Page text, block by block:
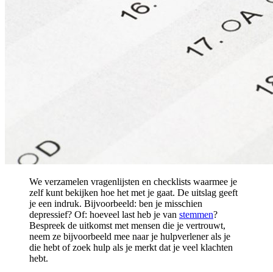
We verzamelen vragenlijsten en checklists waarmee je
zelf kunt bekijken hoe het met je gaat. De uitslag geeft
je een indruk. Bijvoorbeeld: ben je misschien
depressief? Of: hoeveel last heb je van stemmen?
Bespreek de uitkomst met mensen die je vertrouwt,
neem ze bijvoorbeeld mee naar je hulpverlener als je
die hebt of zoek hulp als je merkt dat je veel klachten
hebt.